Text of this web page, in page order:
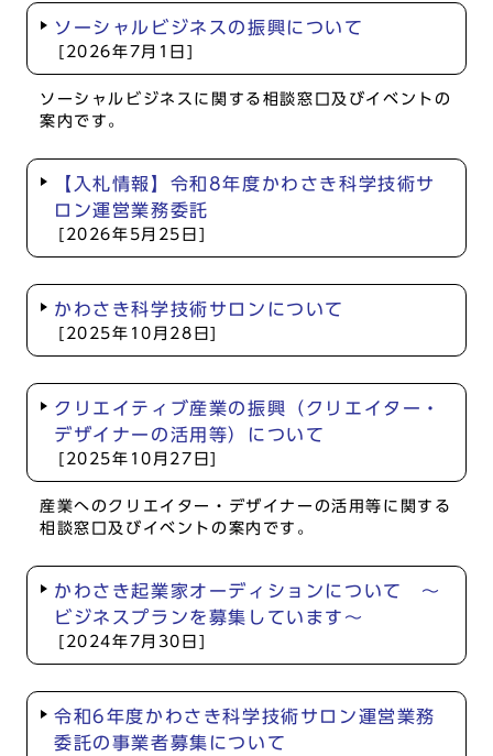
ソーシャルビジネスの振興について
[2026年7月1日]
ソーシャルビジネスに関する相談窓口及びイベントの
案内です。
【入札情報】令和8年度かわさき科学技術サ
ロン運営業務委託
[2026年5月25日]
かわさき科学技術サロンについて
[2025年10月28日]
クリエイティブ産業の振興（クリエイター・
デザイナーの活用等）について
[2025年10月27日]
産業へのクリエイター・デザイナーの活用等に関する
相談窓口及びイベントの案内です。
かわさき起業家オーディションについて ～
ビジネスプランを募集しています～
[2024年7月30日]
令和6年度かわさき科学技術サロン運営業務
委託の事業者募集について